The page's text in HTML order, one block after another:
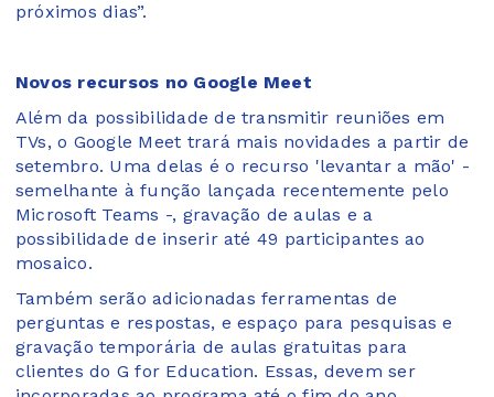
próximos dias”.
Novos recursos no Google Meet
Além da possibilidade de transmitir reuniões em
TVs, o Google Meet trará mais novidades a partir de
setembro. Uma delas é o recurso 'levantar a mão' -
semelhante à função lançada recentemente pelo
Microsoft Teams -, gravação de aulas e a
possibilidade de inserir até 49 participantes ao
mosaico.
Também serão adicionadas ferramentas de
perguntas e respostas, e espaço para pesquisas e
gravação temporária de aulas gratuitas para
clientes do G for Education. Essas, devem ser